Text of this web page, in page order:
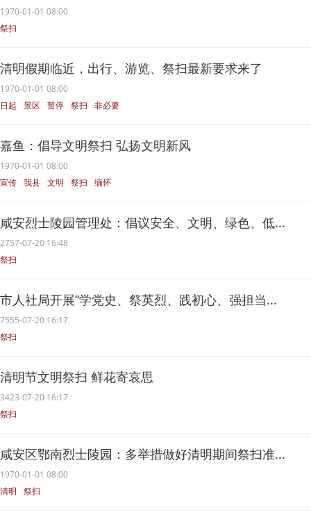
1970-01-01 08:00
祭扫
清明假期临近，出行、游览、祭扫最新要求来了
1970-01-01 08:00
日起
景区 暂停 祭扫 非必要
嘉鱼：倡导文明祭扫 弘扬文明新风
1970-01-01 08:00
宣传 我县 文明 祭扫 缅怀
咸安烈士陵园管理处：倡议安全、文明、绿色、低...
2757-07-20 16:48
祭扫
市人社局开展“学党史、祭英烈、践初心、强担当...
7555-07-20 16:17
祭扫
清明节文明祭扫 鲜花寄哀思
3423-07-20 16:17
祭扫
咸安区鄂南烈士陵园：多举措做好清明期间祭扫准...
1970-01-01 08:00
清明
祭扫